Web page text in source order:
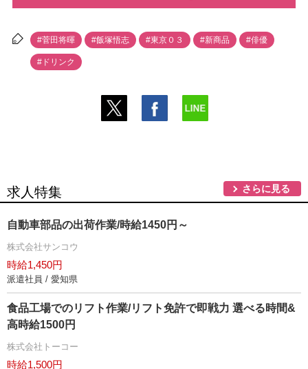
#菅田将暉 #飯塚悟志 #東京０３ #新商品 #俳優
#ドリンク
求人特集 さらに見る
自動車部品の出荷作業/時給1450円～
株式会社サンコウ
時給1,450円
派遣社員 / 愛知県
食品工場でのリフト作業/リフト免許で即戦力 選べる時間&
高時給1500円
株式会社トーコー
時給1,500円